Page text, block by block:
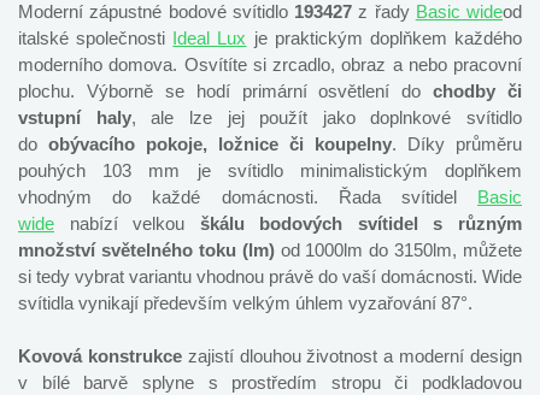
Moderní zápustné bodové svítidlo193427 z řady Basic wideod
italské společnosti Ideal Lux je praktickým doplňkem každého
moderního domova. Osvítíte si zrcadlo, obraz a nebo pracovní
plochu. Výborně se hodí primární osvětlení dochodby či
vstupní haly, ale lze jej použít jako doplnkové svítidlo
do obývacího pokoje, ložnice či koupelny. Díky průměru
pouhých 103 mm je svítidlo minimalistickým doplňkem
vhodným do každé domácnosti. Řada svítidel Basic
wide nabízí velkou škálu bodových svítidel s různým
množství světelného toku (lm)od 1000lm do 3150lm, můžete
si tedy vybrat variantu vhodnou právě do vaší domácnosti. Wide
svítidla vynikají především velkým úhlem vyzařování 87°.
Kovová konstrukcezajistí dlouhou životnost a moderní design
v bílé barvě splyne s prostředím stropu či podkladovou